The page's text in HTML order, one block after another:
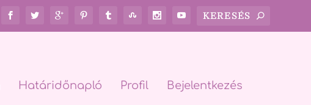
Határidőnapló Profil Bejelentkezés